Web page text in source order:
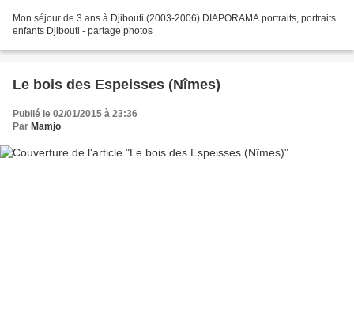
Mon séjour de 3 ans à Djibouti (2003-2006) DIAPORAMA portraits, portraits
enfants Djibouti - partage photos
Le bois des Espeisses (Nîmes)
Publié le 02/01/2015 à 23:36
Par Mamjo